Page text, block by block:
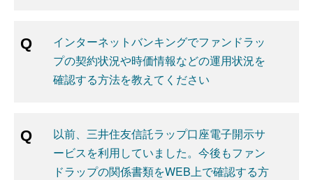
インターネットバンキングでファンドラッ
プの契約状況や時価情報などの運用状況を
確認する方法を教えてください
以前、三井住友信託ラップ口座電子開示サ
ービスを利用していました。今後もファン
ドラップの関係書類をWEB上で確認する方